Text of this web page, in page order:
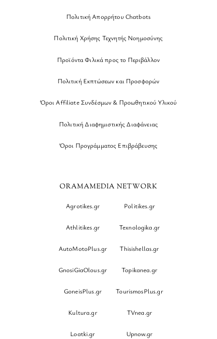
Πολιτική Απορρήτου Chatbots
Πολιτική Χρήσης Τεχνητής Νοημοσύνης
Προϊόντα Φιλικά προς το Περιβάλλον
Πολιτική Εκπτώσεων και Προσφορών
Όροι Affiliate Συνδέσμων & Προωθητικού Υλικού
Πολιτική Διαφημιστικής Διαφάνειας
Όροι Προγράμματος Επιβράβευσης
ORAMAMEDIA NETWORK
Agrotikes.gr Politikes.gr
Athlitikes.gr Texnologika.gr
AutoMotoPlus.gr Thisishellas.gr
GnosiGiaOlous.gr Topikanea.gr
GoneisPlus.gr TourismosPlus.gr
Kultura.gr TVnea.gr
Loatki.gr Upnow.gr